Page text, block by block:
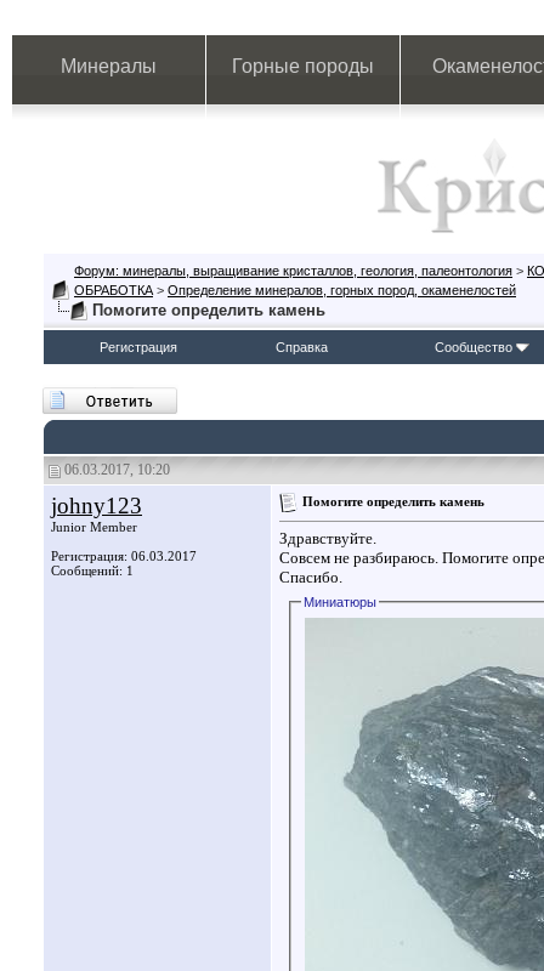
Минералы Горные породы
Форум: минералы, выращивание кристаллов, геология, палеонтология >
ОБРАБОТКА > Определение минералов, горных пород, окаменелостей
Помогите определить камень
Регистрация Справка Сообщество
06.03.2017, 10:20
johny123
Junior Member
Регистрация: 06.03.2017
Сообщений: 1
Помогите определить камень
Здравствуйте.
Совсем не разбираюсь. Помогите
Спасибо.
Миниатюры